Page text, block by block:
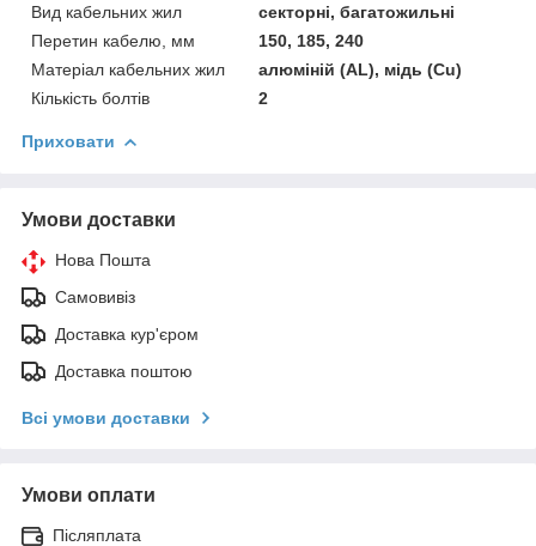
Вид кабельних жил
секторні, багатожильні
Перетин кабелю, мм
150, 185, 240
Матеріал кабельних жил
алюміній (AL), мідь (Cu)
Кількість болтів
2
Приховати
Умови доставки
Нова Пошта
Самовивіз
Доставка кур'єром
Доставка поштою
Всі умови доставки
Умови оплати
Післяплата